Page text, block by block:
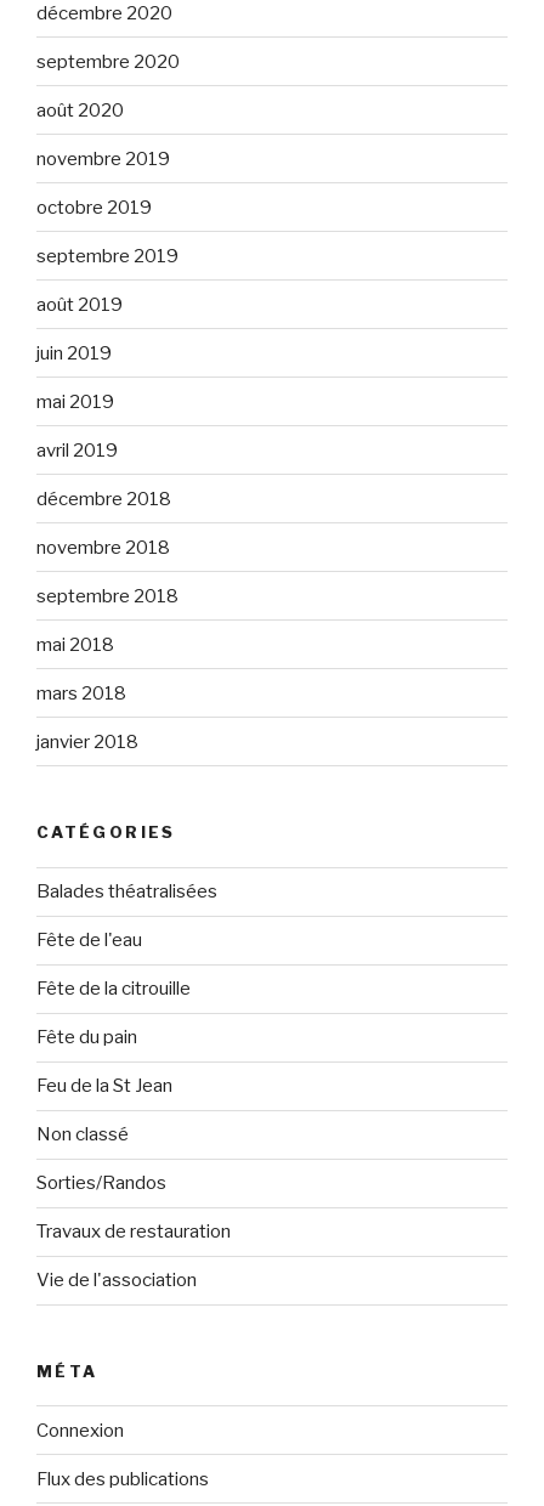
décembre 2020
septembre 2020
août 2020
novembre 2019
octobre 2019
septembre 2019
août 2019
juin 2019
mai 2019
avril 2019
décembre 2018
novembre 2018
septembre 2018
mai 2018
mars 2018
janvier 2018
CATÉGORIES
Balades théatralisées
Fête de l'eau
Fête de la citrouille
Fête du pain
Feu de la St Jean
Non classé
Sorties/Randos
Travaux de restauration
Vie de l'association
MÉTA
Connexion
Flux des publications